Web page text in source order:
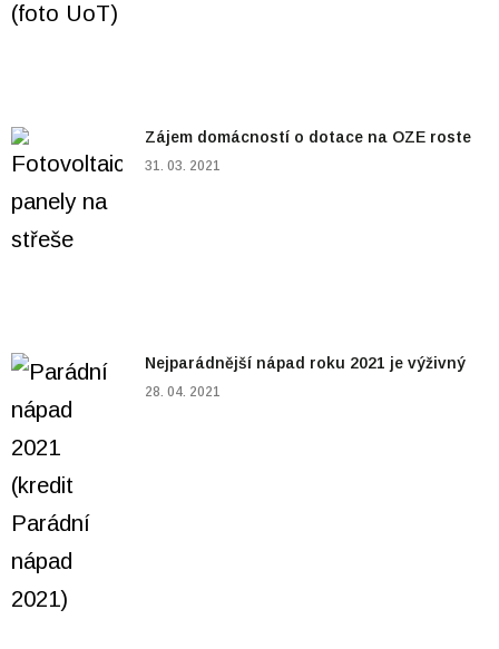
Zájem domácností o dotace na OZE roste
31. 03. 2021
Nejparádnější nápad roku 2021 je výživný
28. 04. 2021